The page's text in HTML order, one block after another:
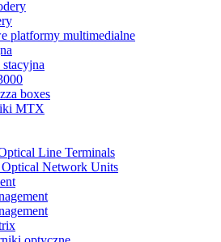
platformy multimedialne
boxes
MTX
Line Terminals
Network Units